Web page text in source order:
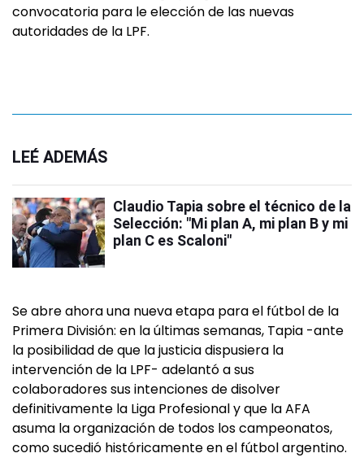
convocatoria para le elección de las nuevas
autoridades de la LPF.
LEÉ ADEMÁS
Claudio Tapia sobre el técnico de la
Selección: "Mi plan A, mi plan B y mi
plan C es Scaloni"
Se abre ahora una nueva etapa para el fútbol de la
Primera División: en la últimas semanas, Tapia -ante
la posibilidad de que la justicia dispusiera la
intervención de la LPF- adelantó a sus
colaboradores sus intenciones de disolver
definitivamente la Liga Profesional y que la AFA
asuma la organización de todos los campeonatos,
como sucedió históricamente en el fútbol argentino.